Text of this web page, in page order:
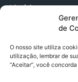
de
O nosso site utiliza
utilização, lembrar de
“Aceitar”, você
história que
(91) 98224 -